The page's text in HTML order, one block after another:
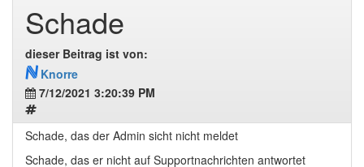
Schade
dieser Beitrag ist von:
N Knorre
7/12/2021 3:20:39 PM
Schade, das der Admin sicht nicht meldet
Schade, das er nicht auf Supportnachrichten antwortet